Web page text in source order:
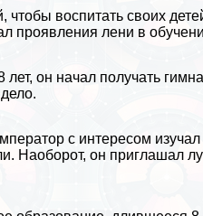
чтобы воспитать своих
проявления лени в
он начал получать
с интересом
Наоборот, он приглашал